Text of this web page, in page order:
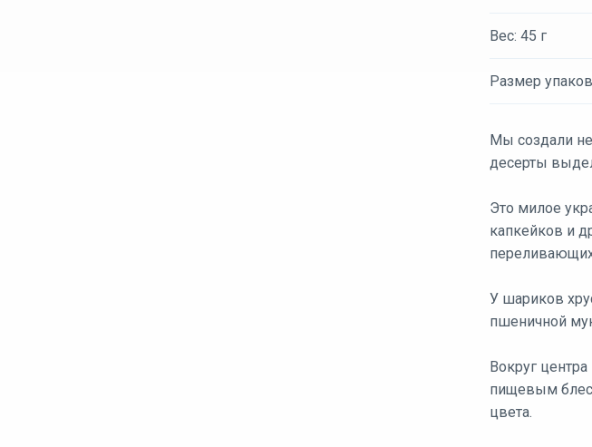
Вес: 45 г
Размер
Мы создали
десерты
Это милое
капкейков и
У шариков
пшеничной
Вокруг
пищевым
цвета.